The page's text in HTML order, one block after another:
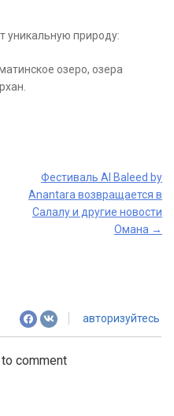
уникальную природу:
озеро, озера
Фестиваль Al Baleed by
Anantara возвращается в
Салалу и другие новости
Омана →
авторизуйтесь
comment